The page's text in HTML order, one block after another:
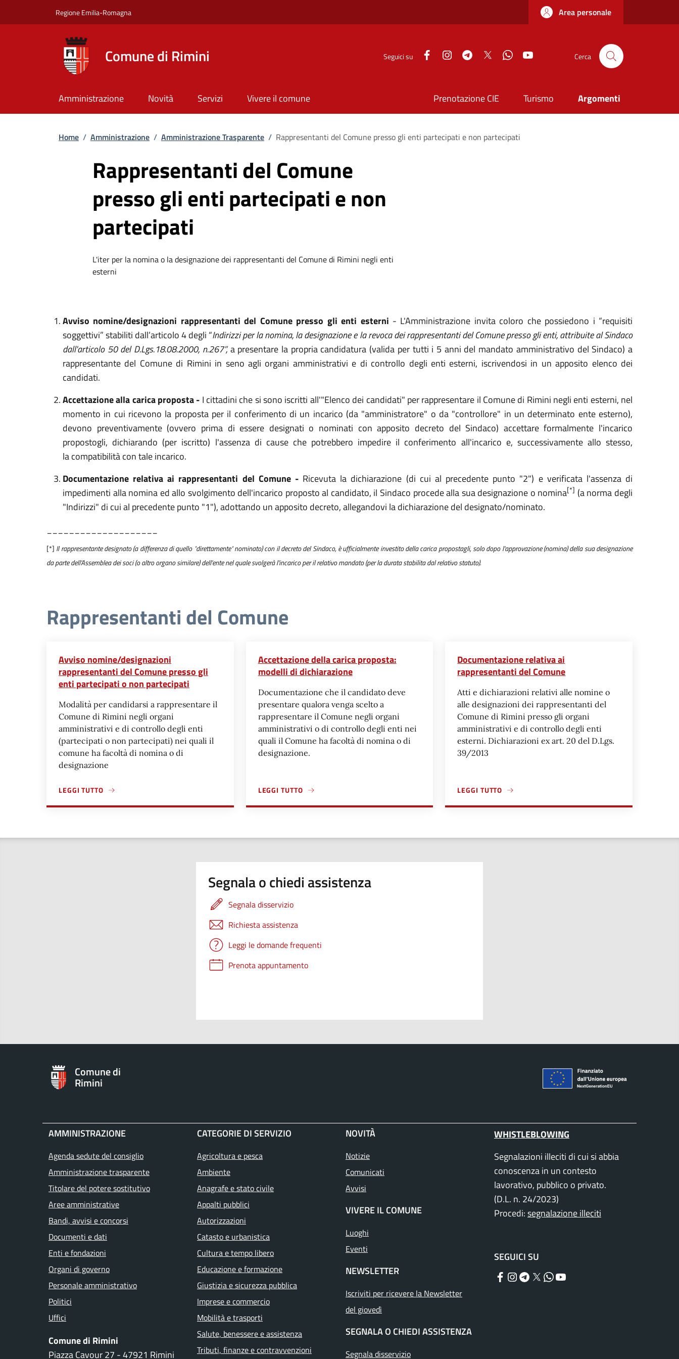
Regione Emilia-Romagna Area personale
Comune di Rimini Seguici su FacebookInstagramTelegramTwitter WhatsApp Cerca
Amministrazione Novità Servizi Vivere il comune Prenotazione CIE Turismo Argomenti
Briciole di pane
Home / Amministrazione / Amministrazione Trasparente / Rappresentanti del Comune presso gli enti partecipati e non partecipati
Rappresentanti del Comune
presso gli enti partecipati e non
partecipati
L'iter per la nomina o la designazione dei rappresentanti del Comune di Rimini negli enti
esterni
Avviso nomine/designazioni rappresentanti del Comune presso gli enti esterni - L'Amministrazione invita coloro che possiedono i “requisiti
soggettivi” stabiliti dall’articolo 4 degli “Indirizzi per la nomina, la designazione e la revoca dei rappresentanti del Comune presso gli enti, attribuite al Sindaco
dall'articolo 50 del D.Lgs.18.08.2000, n.267”,a presentare la propria candidatura (valida per tutti i 5 anni del mandato amministrativo del Sindaco) a
rappresentante del Comune di Rimini in seno agli organi amministrativi e di controllo degli enti esterni, iscrivendosi in un apposito elenco dei
candidati.
Accettazione alla carica proposta - I cittadini che si sono iscritti all'"Elenco dei candidati" per rappresentare il Comune di Rimini negli enti esterni, nel
momento in cui ricevono la proposta per il conferimento di un incarico (da "amministratore" o da "controllore" in un determinato ente esterno),
devono preventivamente (ovvero prima di essere designati o nominati con apposito decreto del Sindaco) accettare formalmente l'incarico
propostogli, dichiarando (per iscritto) l'assenza di cause che potrebbero impedire il conferimento all'incarico e, successivamente allo stesso,
la compatibilità con tale incarico.
Documentazione relativa ai rappresentanti del Comune - Ricevuta la dichiarazione (di cui al precedente punto "2") e verificata l'assenza di
impedimenti alla nomina ed allo svolgimento dell'incarico proposto al candidato, il Sindaco procede alla sua designazione o nomina[*] (a norma degli
"Indirizzi" di cui al precedente punto "1"), adottando un apposito decreto, allegandovi la dichiarazione del designato/nominato.
[*] Il rappresentante designato (a differenza di quello "direttamente" nominato) con il decreto del Sindaco, è ufficialmente investito della carica propostagli, solo dopo l'approvazione (nomina) della sua designazione
da parte dell'Assemblea dei soci (o altro organo similare) dell'ente nel quale svolgerà l'incarico per il relativo mandato (per la durata stabilita dal relativo statuto).
Rappresentanti del Comune
Avviso nomine/designazioni
rappresentanti del Comune presso gli
enti partecipati o non partecipati
Modalità per candidarsi a rappresentare il
Comune di Rimini negli organi
amministrativi e di controllo degli enti
(partecipati o non partecipati) nei quali il
comune ha facoltà di nomina o di
designazione
LEGGI TUTTO
A PROPOSITO DI AVVISO NOMINE/DESIGNAZIONI RAPPRESENTANTI DEL COMUNE PRESSO GLI ENTI PARTECIPATI O NON PARTECIPATI
Accettazione della carica proposta:
modelli di dichiarazione
Documentazione che il candidato deve
presentare qualora venga scelto a
rappresentare il Comune negli organi
amministrativi o di controllo degli enti nei
quali il Comune ha facoltà di nomina o di
designazione.
LEGGI TUTTO
A PROPOSITO DI ACCETTAZIONE DELLA CARICA PROPOSTA: MODELLI DI DICHIARAZIONE
Documentazione relativa ai
rappresentanti del Comune
Atti e dichiarazioni relativi alle nomine o
alle designazioni dei rappresentanti del
Comune di Rimini presso gli organi
amministrativi e di controllo degli enti
esterni. Dichiarazioni ex art. 20 del D.Lgs.
39/2013
LEGGI TUTTO
A PROPOSITO DI DOCUMENTAZIONE RELATIVA AI
Segnala o chiedi assistenza
Segnala disservizio
Richiesta assistenza
Leggi le domande frequenti
Prenota appuntamento
Comune di
Rimini
AMMINISTRAZIONE
Agenda sedute del consiglio
Amministrazione trasparente
Titolare del potere sostitutivo
Aree amministrative
Bandi, avvisi e concorsi
Documenti e dati
Enti e fondazioni
Organi di governo
Personale amministrativo
Politici
Uffici
Comune di Rimini
Piazza Cavour 27 - 47921 Rimini
CATEGORIE DI SERVIZIO
Agricoltura e pesca
Ambiente
Anagrafe e stato civile
Appalti pubblici
Autorizzazioni
Catasto e urbanistica
Cultura e tempo libero
Educazione e formazione
Giustizia e sicurezza pubblica
Imprese e commercio
Mobilità e trasporti
Salute, benessere e assistenza
Tributi, finanze e contravvenzioni
NOVITÀ
Notizie
Comunicati
Avvisi
VIVERE IL COMUNE
Luoghi
Eventi
NEWSLETTER
Iscriviti per ricevere la Newsletter
del giovedì
SEGNALA O CHIEDI ASSISTENZA
Segnala disservizio
WHISTLEBLOWING
Segnalazioni illeciti di cui si abbia
conoscenza in un contesto
lavorativo, pubblico o privato.
(D.L. n. 24/2023)
Procedi:segnalazione illeciti
SEGUICI SU
Facebook
Instagram
Telegram
TwitterWhatsApp